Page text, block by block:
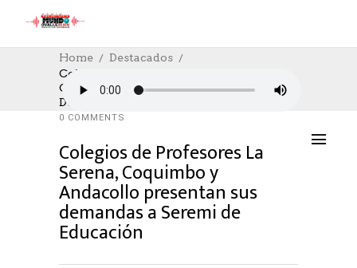
Home
Destacados
Colegios De Profesores La Serena,
Coquimbo Y Andacollo Presentan Sus
Demandas A Seremi De Educación
DESTACADOS EDUCACION
07/04/2022
AUTHOR: HECTOR
0 COMMENTS
Colegios de Profesores La
Serena, Coquimbo y
Andacollo presentan sus
demandas a Seremi de
Educación